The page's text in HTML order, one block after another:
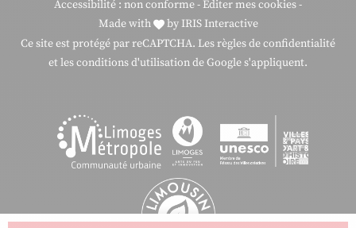
Accessibilité : non conforme-Éditer mes cookies-
Made with
by IRIS Interactive
Ce site est protégé par reCAPTCHA. Lesrègles de confidentialité
et lesconditions d'utilisationde Google s'appliquent.